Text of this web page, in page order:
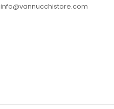
info@vannucchistore.com